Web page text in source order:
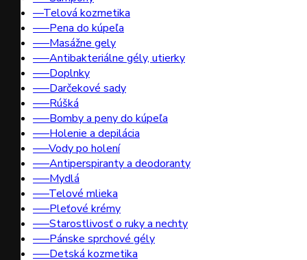
––Telová kozmetika
–––Pena do kúpeľa
–––Masážne gely
–––Antibakteriálne gély, utierky
–––Doplnky
–––Darčekové sady
–––Rúšká
–––Bomby a peny do kúpeľa
–––Holenie a depilácia
–––Vody po holení
–––Antiperspiranty a deodoranty
–––Mydlá
–––Telové mlieka
–––Pleťové krémy
–––Starostlivosť o ruky a nechty
–––Pánske sprchové gély
–––Detská kozmetika